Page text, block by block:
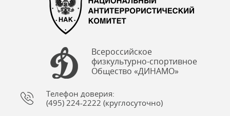
Всероссийское
физкультурно-спортивное
Общество «ДИНАМО»
Телефон доверия:
(495) 224-2222 (круглосуточно)